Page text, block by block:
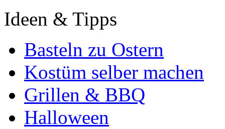
Ideen & Tipps
Basteln zu Ostern
Kostüm selber machen
Grillen & BBQ
Halloween